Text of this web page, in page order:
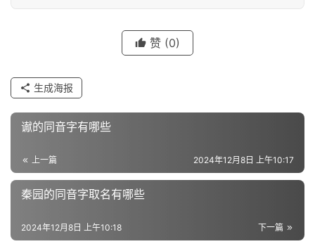
组
反
义
词
近
义
词
赞 (0)
生成海报
谳的同音字有哪些
上一篇 2024年12月8日 上午10:17
秦园的同音字取名有哪些
下一篇
2024年12月8日 上午10:18